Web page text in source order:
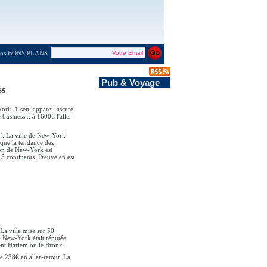
BONS PLANS
1 seul appareil assure
à 1600€ l'aller-
La ville de New-York
la tendance des
de New-York est
continents. Preuve en est
ville mise sur 50
York était réputée
Harlem ou le Bronx.
238€ en aller-retour. La
Pub & Voyage